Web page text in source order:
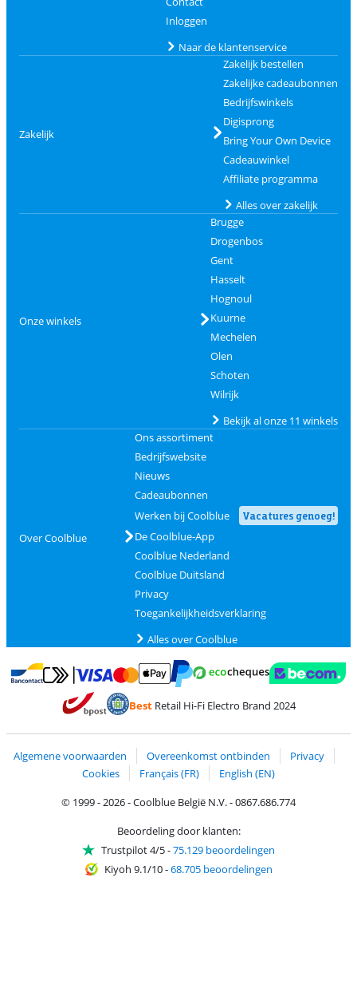
Inloggen
Naar de klantenservice
Zakelijk
Zakelijk bestellen
Zakelijke cadeaubonnen
Bedrijfswinkels
Digisprong
Bring Your Own Device
Cadeauwinkel
Affiliate programma
Alles over zakelijk
Onze winkels
Brugge
Drogenbos
Gent
Hasselt
Hognoul
Kuurne
Mechelen
Olen
Schoten
Wilrijk
Bekijk al onze 11 winkels
Over Coolblue
Ons assortiment
Bedrijfswebsite
Nieuws
Cadeaubonnen
Werken bij Coolblue
Vacatures genoeg!
De Coolblue-App
Coolblue Nederland
Coolblue Duitsland
Privacy
Toegankelijkheidsverklaring
Alles over Coolblue
Betalen met Bancontact
Betalen met MasterCard en Visa via ClickToPay
BestRetail Hi-Fi Electro Brand 2024
Algemene voorwaarden Overeenkomst ontbinden
Privacy
Cookies
Français (FR)
English (EN)
© 1999 - 2026 - Coolblue België N.V. - 0867.686.774
Beoordeling door klanten:
Trustpilot 4/5-75.129 beoordelingen
Kiyoh 9.1/10-68.705 beoordelingen